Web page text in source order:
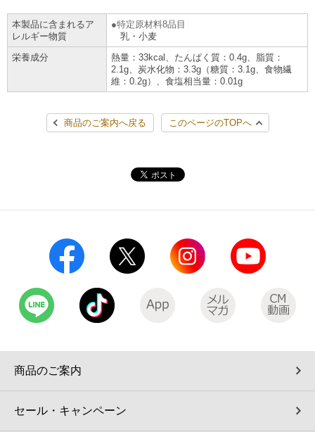
チケット
各種料金のお支払い
自転車シェアリング（店舗限定）
モバイルバッテリーシェアリング（店舗限定）
CNプレイガイド
国内店舗数
セブン-イレブンの歴史
4VISIONS
サステナビリティニュース
サステナビリティレポート
Language
English (Corporate)
English (Services)
한국어(서비스)
本製品に含まれるア
レルギー物質
特定原材料8品目
乳・小麦
栄養成分
熱量：33kcal、たんぱく質：0.4g、脂質：
2.1g、炭水化物：3.3g（糖質：3.1g、食物繊
維：0.2g）、食塩相当量：0.01g
商品のご案内へ戻る このページのTOPへ
商品のご案内
セール・キャンペーン